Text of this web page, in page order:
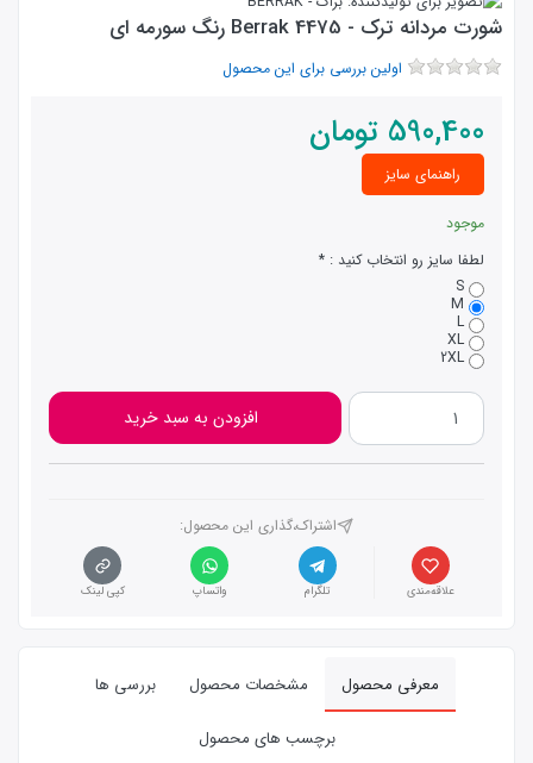
شورت مردانه ترک - 4475 Berrak رنگ سورمه ای
اولین بررسی برای این محصول
590,400 تومان
راهنمای سایز
موجود
لطفا سایز رو انتخاب کنید :
S
M
L
XL
2XL
افزودن به سبد خرید
اشتراک،گذاری این محصول‌:
علاقه‌مندی تلگرام واتساپ کپی لینک
معرفی محصول مشخصات محصول بررسی ها
برچسب های محصول